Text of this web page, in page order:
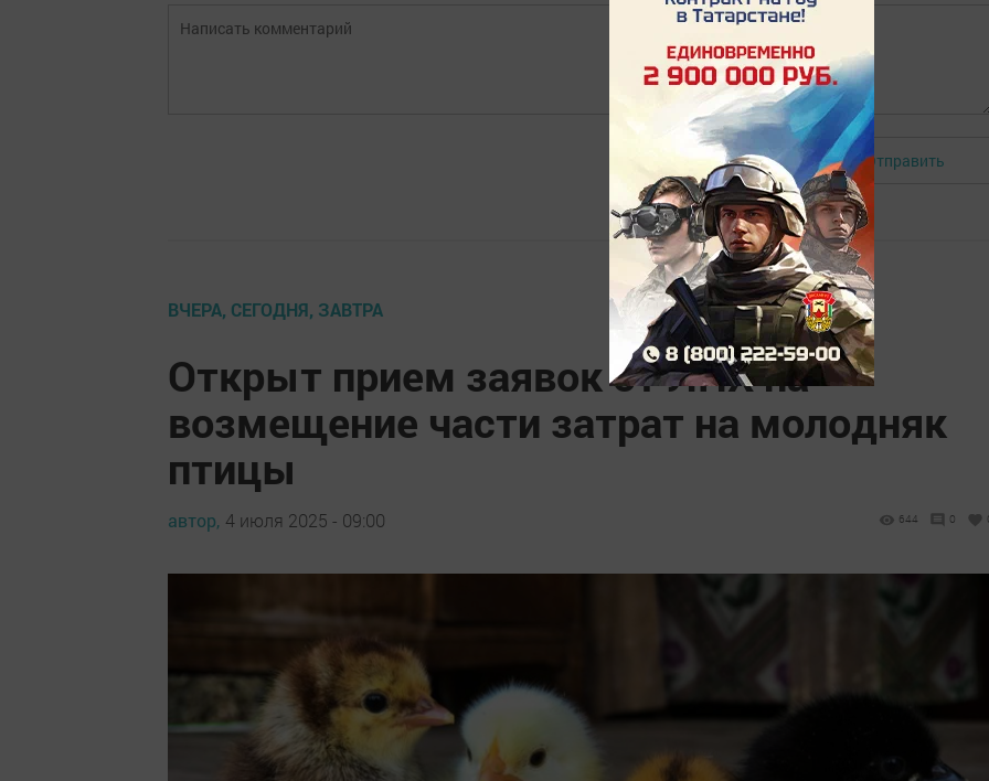
Авторизоваться Отправить
ВЧЕРА, СЕГОДНЯ, ЗАВТРА
Открыт прием заявок от ЛПХ на
возмещение части затрат на молодняк
птицы
автор, 4 июля 2025 - 09:00 644 0